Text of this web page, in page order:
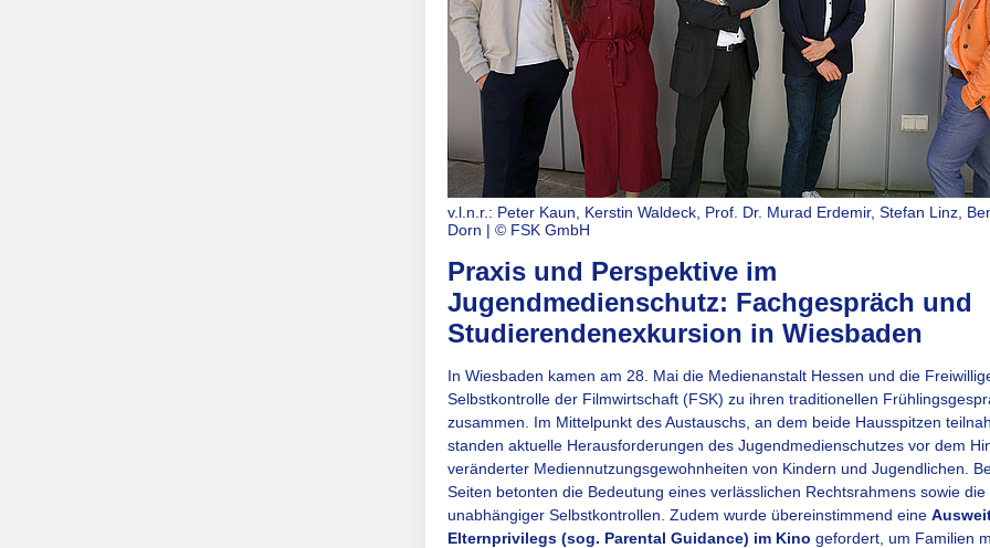
v.l.n.r.: Peter Kaun, Kerstin Waldeck, Prof. Dr. Murad Erdemir, Stefan Linz,
Dorn | © FSK GmbH
Praxis und Perspektive im
Jugendmedienschutz: Fachgespräch und
Studierendenexkursion in Wiesbaden
In Wiesbaden kamen am 28. Mai die Medienanstalt Hessen und die
Selbstkontrolle der Filmwirtschaft (FSK) zu ihren traditionellen
zusammen. Im Mittelpunkt des Austauschs, an dem beide Hausspitzen
standen aktuelle Herausforderungen des Jugendmedienschutzes vor dem
veränderter Mediennutzungsgewohnheiten von Kindern und Jugendlichen.
Seiten betonten die Bedeutung eines verlässlichen Rechtsrahmens sowie die
unabhängiger Selbstkontrollen. Zudem wurde übereinstimmend eine
Elternprivilegs (sog. Parental Guidance) im Kino gefordert, um Familien